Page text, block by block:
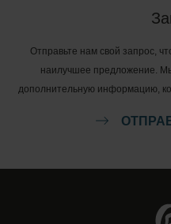
Отправьте нам свой запрос,
наилучшее предложение.
дополнительную информацию,